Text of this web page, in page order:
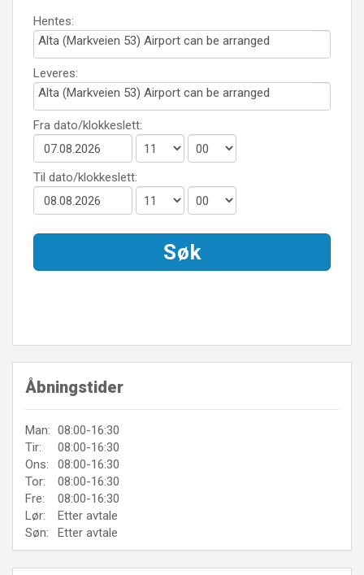
Åbningstider
Man: 08:00-16:30
Tir:
08:00-16:30
Ons:
08:00-16:30
Tor:
08:00-16:30
Fre:
08:00-16:30
Lør:
Etter avtale
Søn:
Etter avtale